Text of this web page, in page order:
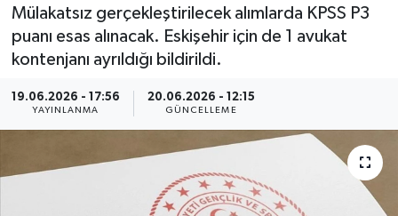
Mülakatsız gerçekleştirilecek alımlarda KPSS P3
puanı esas alınacak. Eskişehir için de 1 avukat
kontenjanı ayrıldığı bildirildi.
19.06.2026 - 17:56
YAYINLANMA
20.06.2026 - 12:15
GÜNCELLEME